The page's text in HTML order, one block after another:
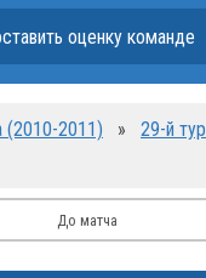
оценку команде
(2010-2011) » 29-й тур
До матча